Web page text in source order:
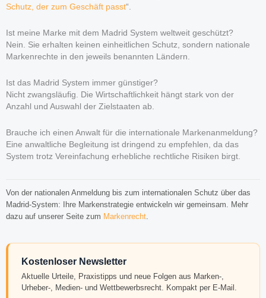
Schutz, der zum Geschäft passt“.
Ist meine Marke mit dem Madrid System weltweit geschützt?
Nein. Sie erhalten keinen einheitlichen Schutz, sondern nationale
Markenrechte in den jeweils benannten Ländern.
Ist das Madrid System immer günstiger?
Nicht zwangsläufig. Die Wirtschaftlichkeit hängt stark von der
Anzahl und Auswahl der Zielstaaten ab.
Brauche ich einen Anwalt für die internationale Markenanmeldung?
Eine anwaltliche Begleitung ist dringend zu empfehlen, da das
System trotz Vereinfachung erhebliche rechtliche Risiken birgt.
Von der nationalen Anmeldung bis zum internationalen Schutz über das
Madrid-System: Ihre Markenstrategie entwickeln wir gemeinsam. Mehr
dazu auf unserer Seite zum Markenrecht
Kostenloser Newsletter
Aktuelle Urteile, Praxistipps und neue Folgen aus Marken-,
Urheber-, Medien- und Wettbewerbsrecht. Kompakt per E-Mail.